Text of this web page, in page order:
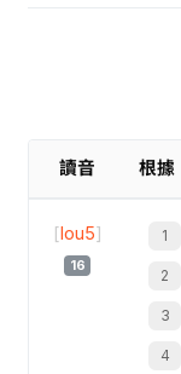
讀音 根據
[lou5]
16